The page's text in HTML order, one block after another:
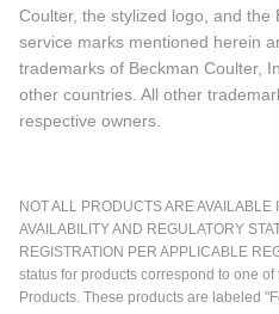
Coulter, the stylized logo, and the
service marks mentioned herein
trademarks of Beckman Coulter,
other countries. All other
respective owners.
NOT ALL PRODUCTS ARE
AVAILABILITY AND REGULATORY
REGISTRATION PER APPLICABLE
status for products correspond to one
Products. These products are labeled